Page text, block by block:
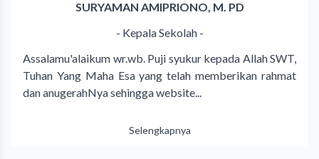
SURYAMAN AMIPRIONO, M. PD
- Kepala Sekolah -
Assalamu'alaikum wr.wb. Puji syukur kepada Allah SWT,
Tuhan Yang Maha Esa yang telah memberikan rahmat
dan anugerahNya sehingga website...
Selengkapnya